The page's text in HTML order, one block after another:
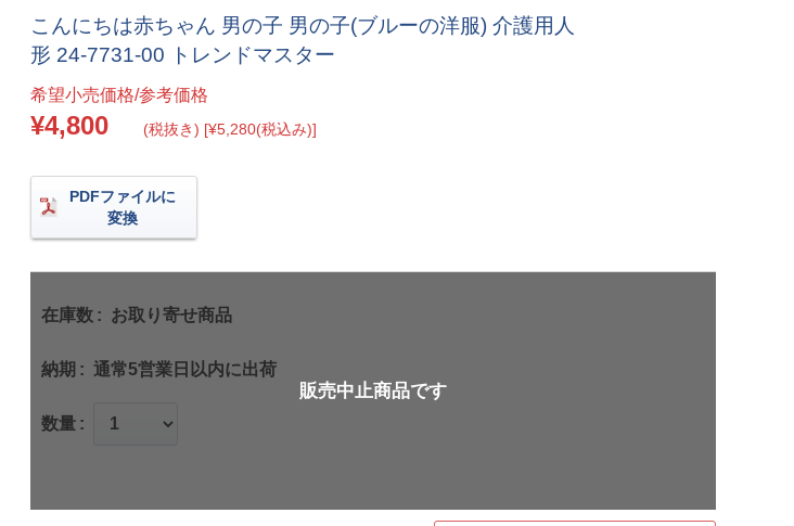
こんにちは赤ちゃん 男の子 男の子(ブルーの洋服) 介護用人
形 24-7731-00 トレンドマスター
希望小売価格/参考価格
¥4,800 (税抜き) [¥5,280(税込み)]
PDFファイルに
変換
在庫数 お取り寄せ商品
納期 通常5営業日以内に出荷
数量
販売中止商品です